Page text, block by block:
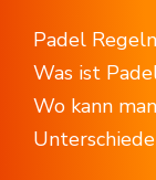
Padel Regeln
Was ist
Wo kann